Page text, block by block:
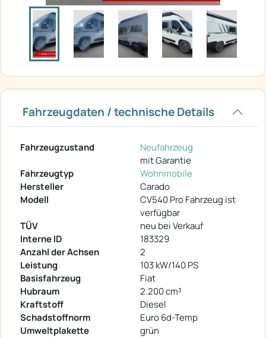
Fahrzeugdaten / technische Details
Fahrzeugzustand
Neufahrzeug
mit Garantie
Fahrzeugtyp
Wohnmobile
Hersteller
Carado
Modell
CV540 Pro Fahrzeug ist
verfügbar
TÜV
neu bei Verkauf
Interne ID
183329
Anzahl der Achsen
2
Leistung
103 kW/140 PS
Basisfahrzeug
Fiat
Hubraum
2.200 cm³
Kraftstoff
Diesel
Schadstoffnorm
Euro 6d-Temp
Umweltplakette
grün